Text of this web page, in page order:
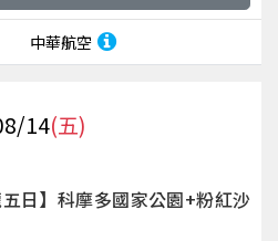
中華航空
14(五)
日】科摩多國家公園+粉紅沙